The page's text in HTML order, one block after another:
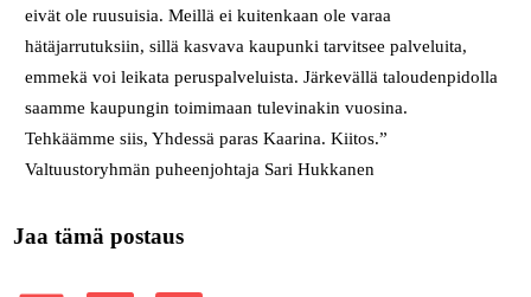
eivät ole ruusuisia. Meillä ei kuitenkaan ole varaa
hätäjarrutuksiin, sillä kasvava kaupunki tarvitsee palveluita,
emmekä voi leikata peruspalveluista. Järkevällä taloudenpidolla
saamme kaupungin toimimaan tulevinakin vuosina.
Tehkäämme siis, Yhdessä paras Kaarina. Kiitos.”
Valtuustoryhmän puheenjohtaja Sari Hukkanen
Jaa tämä postaus